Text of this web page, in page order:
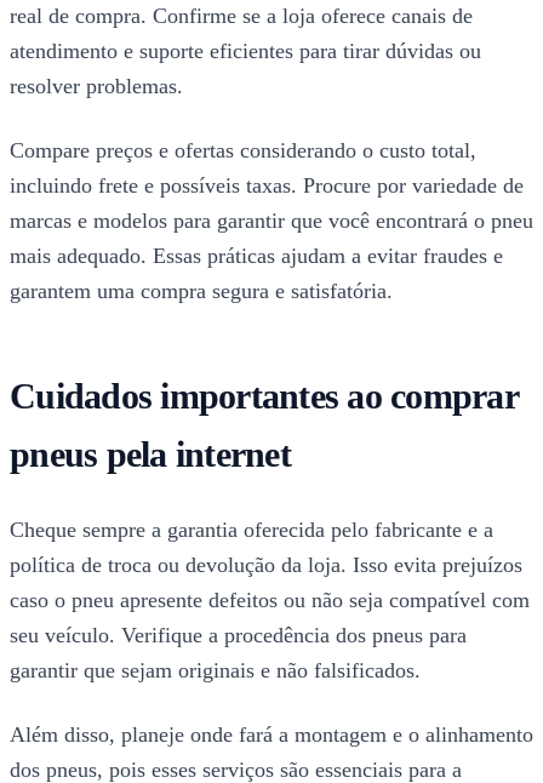
real de compra. Confirme se a loja oferece canais de
atendimento e suporte eficientes para tirar dúvidas ou
resolver problemas.
Compare preços e ofertas considerando o custo total,
incluindo frete e possíveis taxas. Procure por variedade de
marcas e modelos para garantir que você encontrará o pneu
mais adequado. Essas práticas ajudam a evitar fraudes e
garantem uma compra segura e satisfatória.
Cuidados importantes ao comprar
pneus pela internet
Cheque sempre a garantia oferecida pelo fabricante e a
política de troca ou devolução da loja. Isso evita prejuízos
caso o pneu apresente defeitos ou não seja compatível com
seu veículo. Verifique a procedência dos pneus para
garantir que sejam originais e não falsificados.
Além disso, planeje onde fará a montagem e o alinhamento
dos pneus, pois esses serviços são essenciais para a